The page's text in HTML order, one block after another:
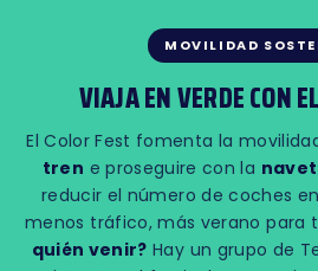
MOVILIDAD
VIAJA EN VERDE CON
El Color Fest fomenta la
tren e proseguire con la
reducir el número de coches
menos tráfico, más verano para
quién venir? Hay un grupo de